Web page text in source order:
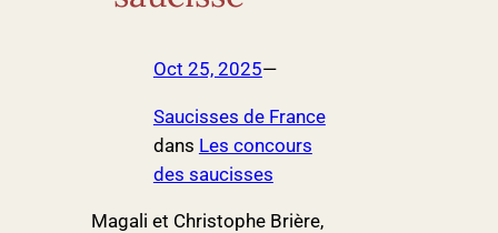
Oct 25, 2025—
Saucisses de France
dans Les concours
des saucisses
Magali et Christophe Brière,